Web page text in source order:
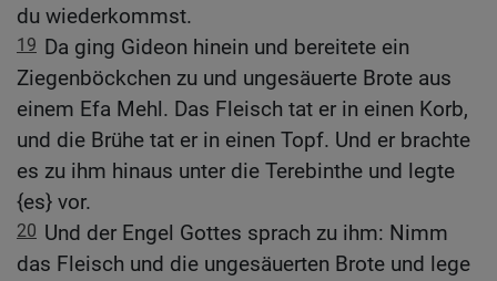
du wiederkommst.
19 Da ging Gideon hinein und bereitete ein
Ziegenböckchen zu und ungesäuerte Brote aus
einem Efa Mehl. Das Fleisch tat er in einen Korb,
und die Brühe tat er in einen Topf. Und er brachte
es zu ihm hinaus unter die Terebinthe und legte
{es} vor.
20 Und der Engel Gottes sprach zu ihm: Nimm
das Fleisch und die ungesäuerten Brote und lege